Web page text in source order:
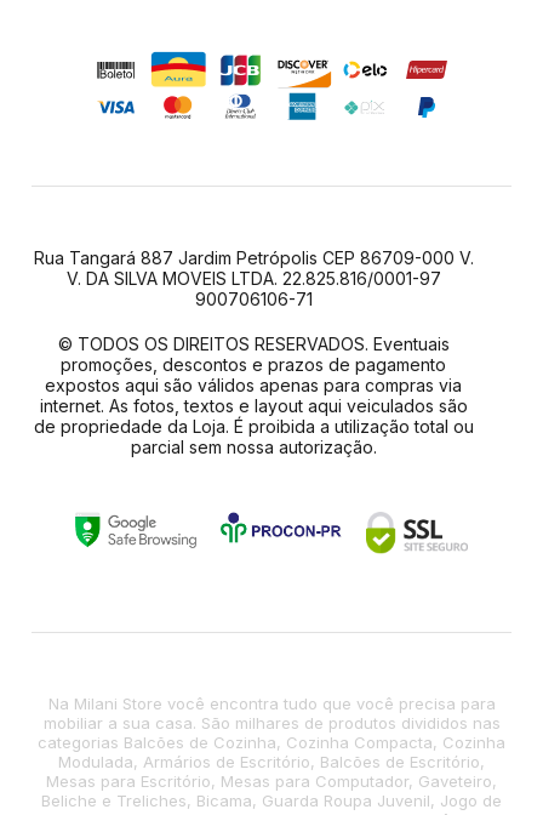
Rua Tangará 887 Jardim Petrópolis CEP 86709-000 V.
V. DA SILVA MOVEIS LTDA. 22.825.816/0001-97
900706106-71
© TODOS OS DIREITOS RESERVADOS. Eventuais
promoções, descontos e prazos de pagamento
expostos aqui são válidos apenas para compras via
internet. As fotos, textos e layout aqui veiculados são
de propriedade da Loja. É proibida a utilização total ou
parcial sem nossa autorização.
Na Milani Store você encontra tudo que você precisa para
mobiliar a sua casa. São milhares de produtos divididos nas
categorias Balcões de Cozinha, Cozinha Compacta, Cozinha
Modulada, Armários de Escritório, Balcões de Escritório,
Mesas para Escritório, Mesas para Computador, Gaveteiro,
Beliche e Treliches, Bicama, Guarda Roupa Juvenil, Jogo de